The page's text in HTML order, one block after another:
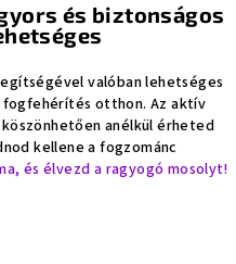
és biztonságos
valóban lehetséges
fogfehérítés otthon. Az aktív
anélkül érheted
kellene a fogzománc
és élvezd a ragyogó mosolyt!